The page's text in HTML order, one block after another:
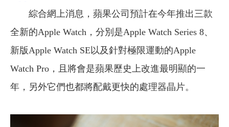
綜合網上消息，蘋果公司預計在今年推出三款
全新的Apple Watch，分別是Apple Watch Series 8、
新版Apple Watch SE以及針對極限運動的Apple
Watch Pro，且將會是蘋果歷史上改進最明顯的一
年，另外它們也都將配戴更快的處理器晶片。